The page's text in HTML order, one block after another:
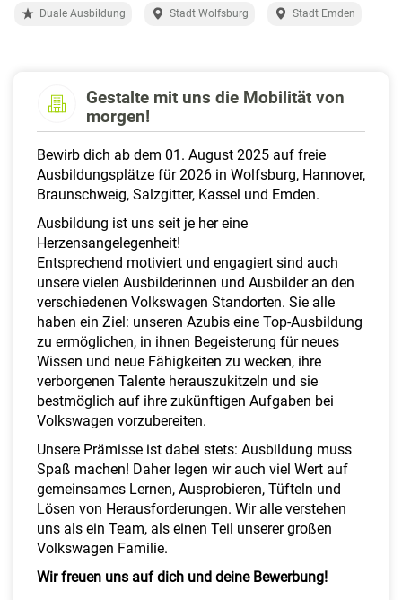
Duale Ausbildung Stadt Wolfsburg Stadt Emden
Gestalte mit uns die Mobilität von
morgen!
Bewirb dich ab dem 01. August 2025 auf freie
Ausbildungsplätze für 2026 in Wolfsburg, Hannover,
Braunschweig, Salzgitter, Kassel und Emden.
Ausbildung ist uns seit je her eine
Herzensangelegenheit!
Entsprechend motiviert und engagiert sind auch
unsere vielen Ausbilderinnen und Ausbilder an den
verschiedenen Volkswagen Standorten. Sie alle
haben ein Ziel: unseren Azubis eine Top-Ausbildung
zu ermöglichen, in ihnen Begeisterung für neues
Wissen und neue Fähigkeiten zu wecken, ihre
verborgenen Talente herauszukitzeln und sie
bestmöglich auf ihre zukünftigen Aufgaben bei
Volkswagen vorzubereiten.
Unsere Prämisse ist dabei stets: Ausbildung muss
Spaß machen! Daher legen wir auch viel Wert auf
gemeinsames Lernen, Ausprobieren, Tüfteln und
Lösen von Herausforderungen. Wir alle verstehen
uns als ein Team, als einen Teil unserer großen
Volkswagen Familie.
Wir freuen uns auf dich und deine Bewerbung!